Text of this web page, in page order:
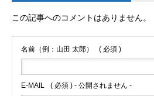
この記事へのコメントはありません。
名前（例：山田 太郎） ( 必須 )
E-MAIL ( 必須 ) - 公開されません -